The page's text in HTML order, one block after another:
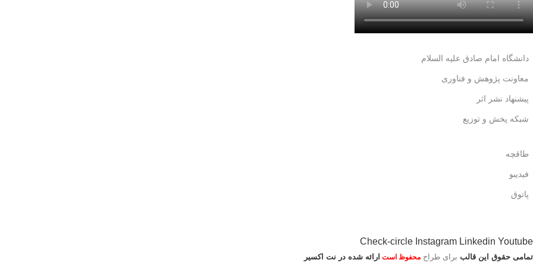
دانشگاه امام صادق علیه السلام
معاونت پژوهش و فناوری
پیشنهاد نشر اثر
شبکه پخش و توزیع
طاقچه
فیدیبو
پاتوق
Check-circle Instagram Linkedin Youtube
تمامی حقوق این قالب برای طراح محفوظ است ارائه شده در نت اکسیر